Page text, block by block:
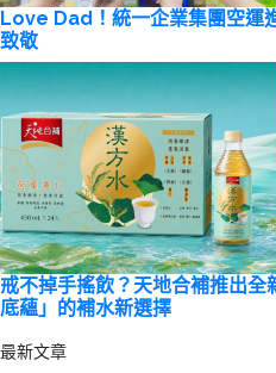
Love Dad！統一企業集團空運
致敬
戒不掉手搖飲？天地合補推出
底蘊」的補水新選擇
最新文章